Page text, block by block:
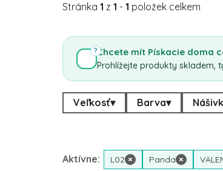
Stránka 1 z 1 - 1 položek celkem
Chcete mít Pískacie doma
Prohlížejte produkty skladem,
?
Veľkosť▾ Barva▾
Aktívne: L02 × Panda ×